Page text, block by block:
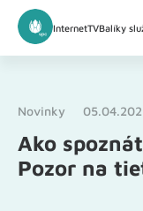
InternetTVBalíky
Novinky
Ako
Pozor na